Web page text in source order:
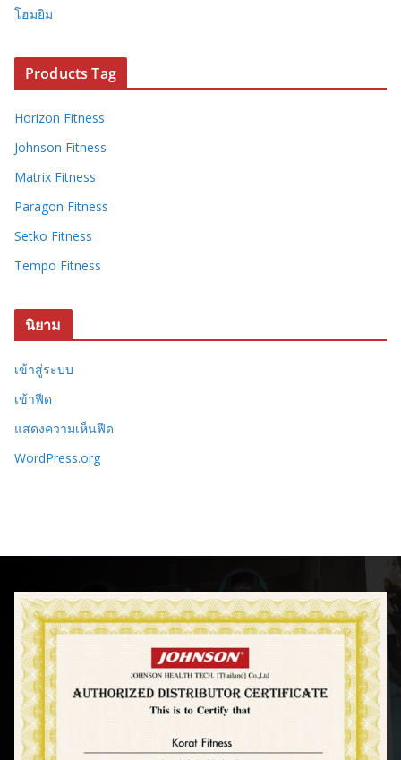
โฮมยิม
Products Tag
Horizon Fitness
Johnson Fitness
Matrix Fitness
Paragon Fitness
Setko Fitness
Tempo Fitness
นิยาม
เข้าสู่ระบบ
เข้าฟีด
แสดงความเห็นฟีด
WordPress.org